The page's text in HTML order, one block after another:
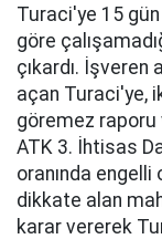
Turaci'ye 15
göre
çıkardı. İşveren
açan Turaci'ye,
göremez
ATK 3. İhtisas
oranında
dikkate alan
karar vererek